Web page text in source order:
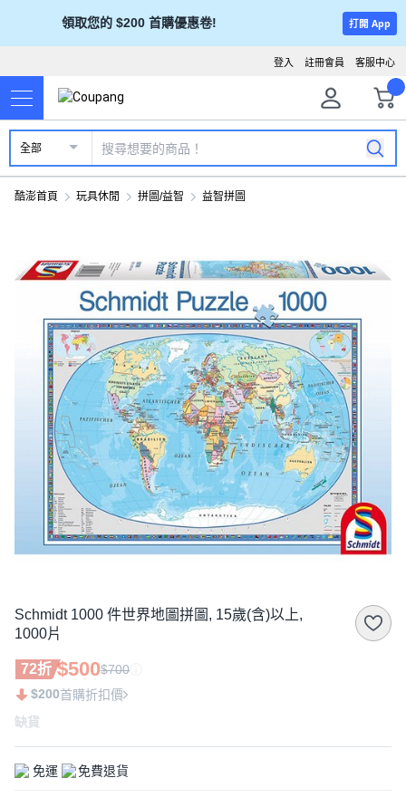
領取您的 $200 首購優惠卷! 打開 App
客服中心
註冊會員
登入
全部
酷澎首頁 玩具休閒 拼圖/益智 益智拼圖
Schmidt 1000 件世界地圖拼圖, 15歲(含)以上,
1000片
72折 $500$700
$200首購折扣價
缺貨
免運 免費退貨